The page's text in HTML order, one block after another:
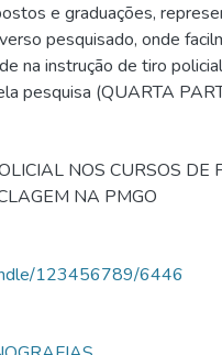
e graduações,
pesquisado, onde
na instrução de tiro
pesquisa (QUARTA
NOS CURSOS DE
NA PMGO
123456789/6446